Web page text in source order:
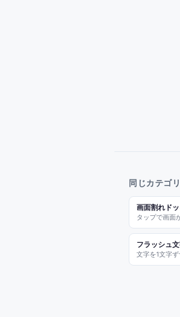
同じカテゴ
画面割れド
タップで画面
フラッシュ
文字を1文字